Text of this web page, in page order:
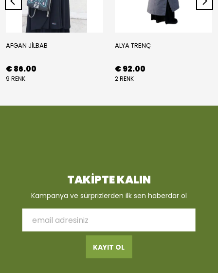
AFGAN JİLBAB
€ 86.00
9 RENK
ALYA TRENÇ
€ 92.00
2 RENK
TAKİPTE KALIN
Kampanya ve sürprizlerden ilk sen haberdar ol
KAYIT OL